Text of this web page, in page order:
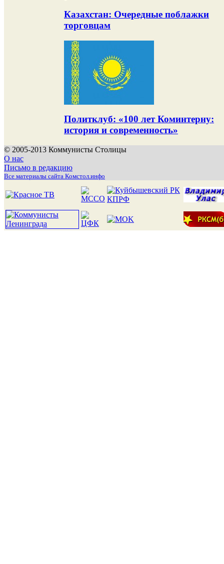
Казахстан: Очередные поблажки
торговцам
Политклуб: «100 лет Коминтерну:
история и современность»
© 2005-2013 Коммунисты Столицы
О нас
Письмо в редакцию
Все материалы сайта Комстол.инфо